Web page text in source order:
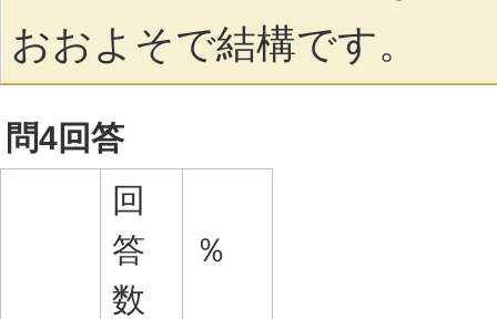
おおよそで結構です。
問4回答
回
答
数
％